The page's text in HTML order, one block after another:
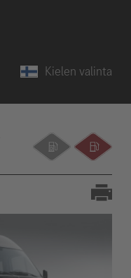
Kielen valinta